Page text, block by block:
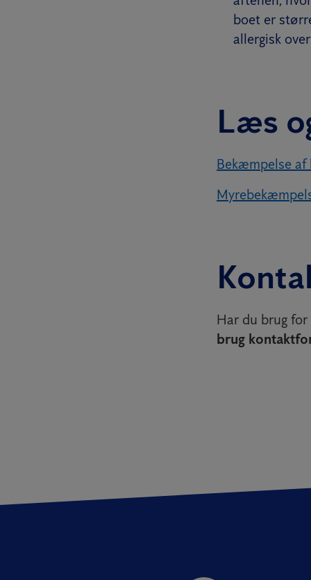
boet er
allergisk
Læs
Bekæmpelse af
Har du brug
brug